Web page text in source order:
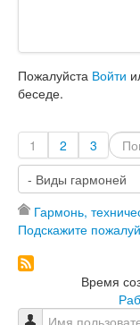
Пожалуйста Войти
беседе.
1 2 3
Гармонь,
Подскажите
Время